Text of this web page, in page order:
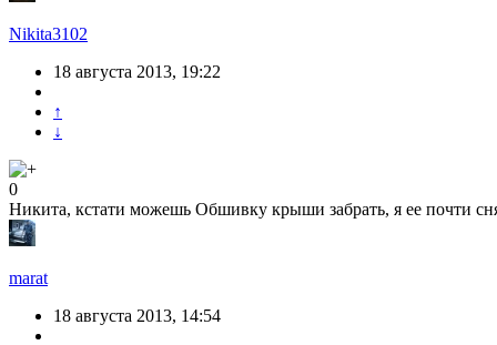
Nikita3102
18 августа 2013, 19:22
↑
↓
0
Никита, кстати можешь Обшивку крыши забрать, я ее почти
marat
18 августа 2013, 14:54